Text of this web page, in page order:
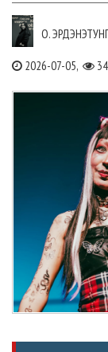
О.
2026-07-05,